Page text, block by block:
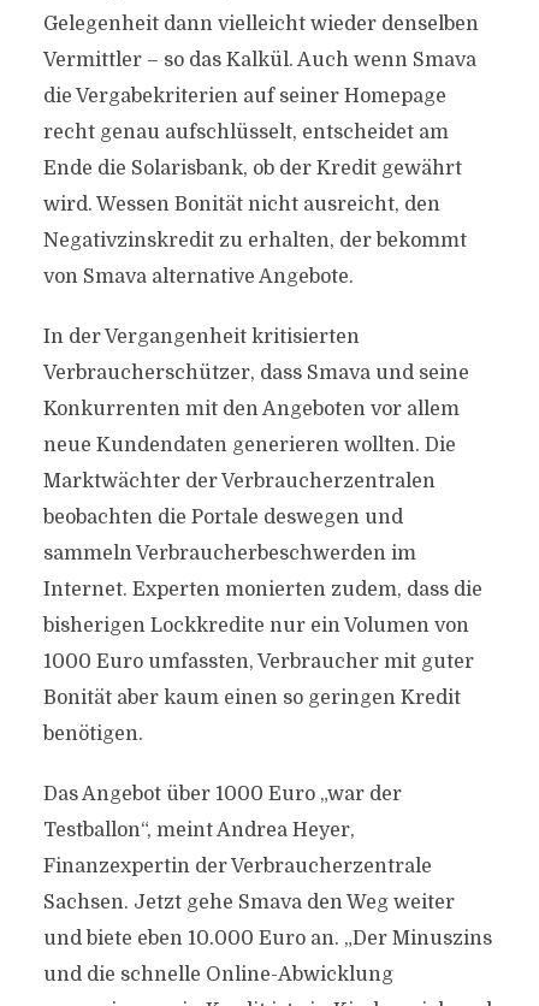
Gelegenheit dann vielleicht wieder denselben
Vermittler – so das Kalkül. Auch wenn Smava
die Vergabekriterien auf seiner Homepage
recht genau aufschlüsselt, entscheidet am
Ende die Solarisbank, ob der Kredit gewährt
wird. Wessen Bonität nicht ausreicht, den
Negativzinskredit zu erhalten, der bekommt
von Smava alternative Angebote.
In der Vergangenheit kritisierten
Verbraucherschützer, dass Smava und seine
Konkurrenten mit den Angeboten vor allem
neue Kundendaten generieren wollten. Die
Marktwächter der Verbraucherzentralen
beobachten die Portale deswegen und
sammeln Verbraucherbeschwerden im
Internet. Experten monierten zudem, dass die
bisherigen Lockkredite nur ein Volumen von
1000 Euro umfassten, Verbraucher mit guter
Bonität aber kaum einen so geringen Kredit
benötigen.
Das Angebot über 1000 Euro „war der
Testballon“, meint Andrea Heyer,
Finanzexpertin der Verbraucherzentrale
Sachsen. Jetzt gehe Smava den Weg weiter
und biete eben 10.000 Euro an. „Der Minuszins
und die schnelle Online-Abwicklung